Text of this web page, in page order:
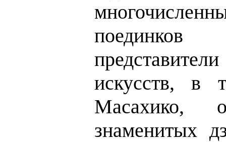
искусств, в
Масахико,
знаменитых